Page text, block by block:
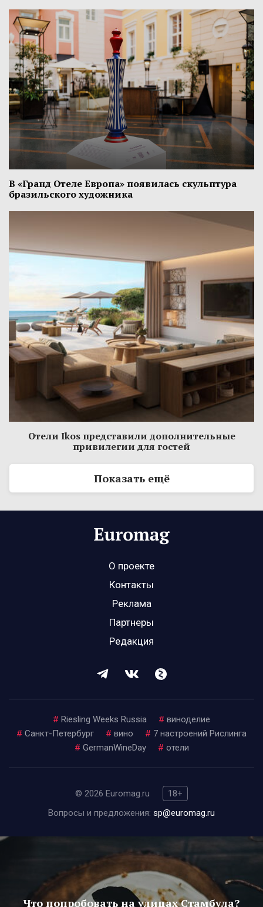
В «Гранд Отеле Европа» появилась скульптура
бразильского художника
Отели Ikos представили дополнительные
привилегии для гостей
Показать ещё
О проекте
Контакты
Реклама
Партнеры
Редакция
# Riesling Weeks Russia # виноделие
# Санкт-Петербург # вино # 7 настроений Рислинга
# GermanWineDay # отели
© 2026 Euromag.ru
18+
Вопросы и предложения: sp@euromag.ru
Что попробовать на улицах Стамбула?